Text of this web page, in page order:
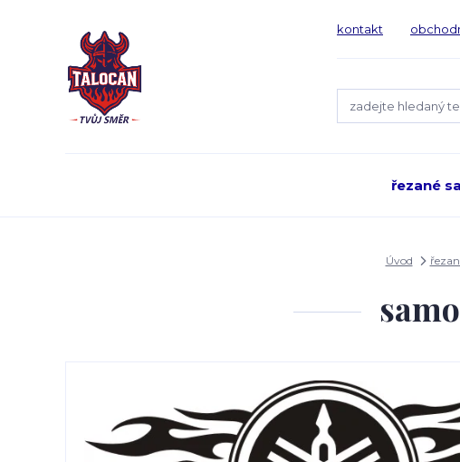
kontakt
řezané
Úvod